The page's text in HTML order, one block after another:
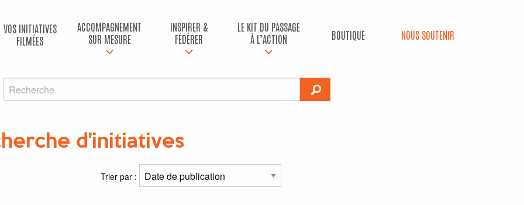
VOS INITIATIVES
FILMÉES
ACCOMPAGNEMENT
SUR MESURE
INSPIRER &
FÉDÉRER
LE KIT DU PASSAGE
À L’ACTION
BOUTIQUE NOUS SOUTENIR
d'initiatives
Trier par :